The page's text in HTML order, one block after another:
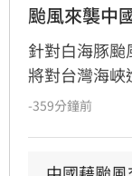
颱風來襲中
針對白海豚
將對台灣海峽
（8）日嚴詞
-359分鐘前